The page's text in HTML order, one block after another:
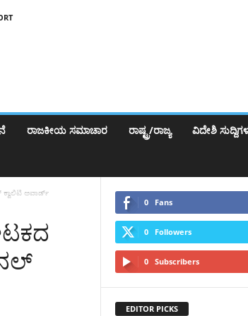
ರಾಜಕೀಯ ಸಮಾಚಾರ ರಾಷ್ಟ್ರ/ರಾಜ್ಯ ವಿದೇಶಿ
ಅವಾರ್ಡ್
0 Fans
0 Followers
0 Subscribers
EDITOR PICKS